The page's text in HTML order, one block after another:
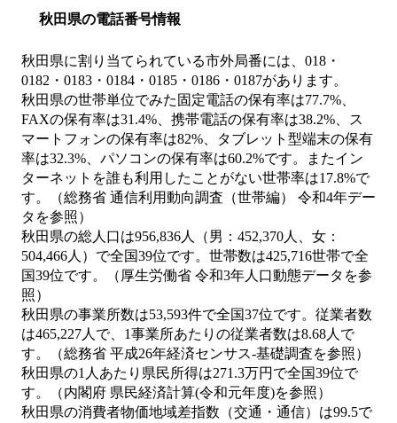
秋田県の電話番号情報
秋田県に割り当てられている市外局番には、018・
0182・0183・0184・0185・0186・0187があります。
秋田県の世帯単位でみた固定電話の保有率は77.7%、
FAXの保有率は31.4%、携帯電話の保有率は38.2%、ス
マートフォンの保有率は82%、タブレット型端末の保有
率は32.3%、パソコンの保有率は60.2%です。またイン
ターネットを誰も利用したことがない世帯率は17.8%で
す。（総務省 通信利用動向調査（世帯編） 令和4年デー
タを参照）
秋田県の総人口は956,836人（男：452,370人、女：
504,466人）で全国39位です。世帯数は425,716世帯で全
国39位です。（厚生労働省 令和3年人口動態データを参
照）
秋田県の事業所数は53,593件で全国37位です。従業者数
は465,227人で、1事業所あたりの従業者数は8.68人で
す。（総務省 平成26年経済センサス‐基礎調査を参照）
秋田県の1人あたり県民所得は271.3万円で全国39位で
す。（内閣府 県民経済計算(令和元年度)を参照）
秋田県の消費者物価地域差指数（交通・通信）は99.5で